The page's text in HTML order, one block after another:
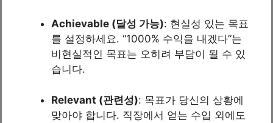
Achievable (달성 가능): 현실성 있는 목표
를 설정하세요. “1000% 수익을 내겠다”는
비현실적인 목표는 오히려 부담이 될 수 있
습니다.
Relevant (관련성): 목표가 당신의 상황에
맞아야 합니다. 직장에서 얻는 수입 외에도